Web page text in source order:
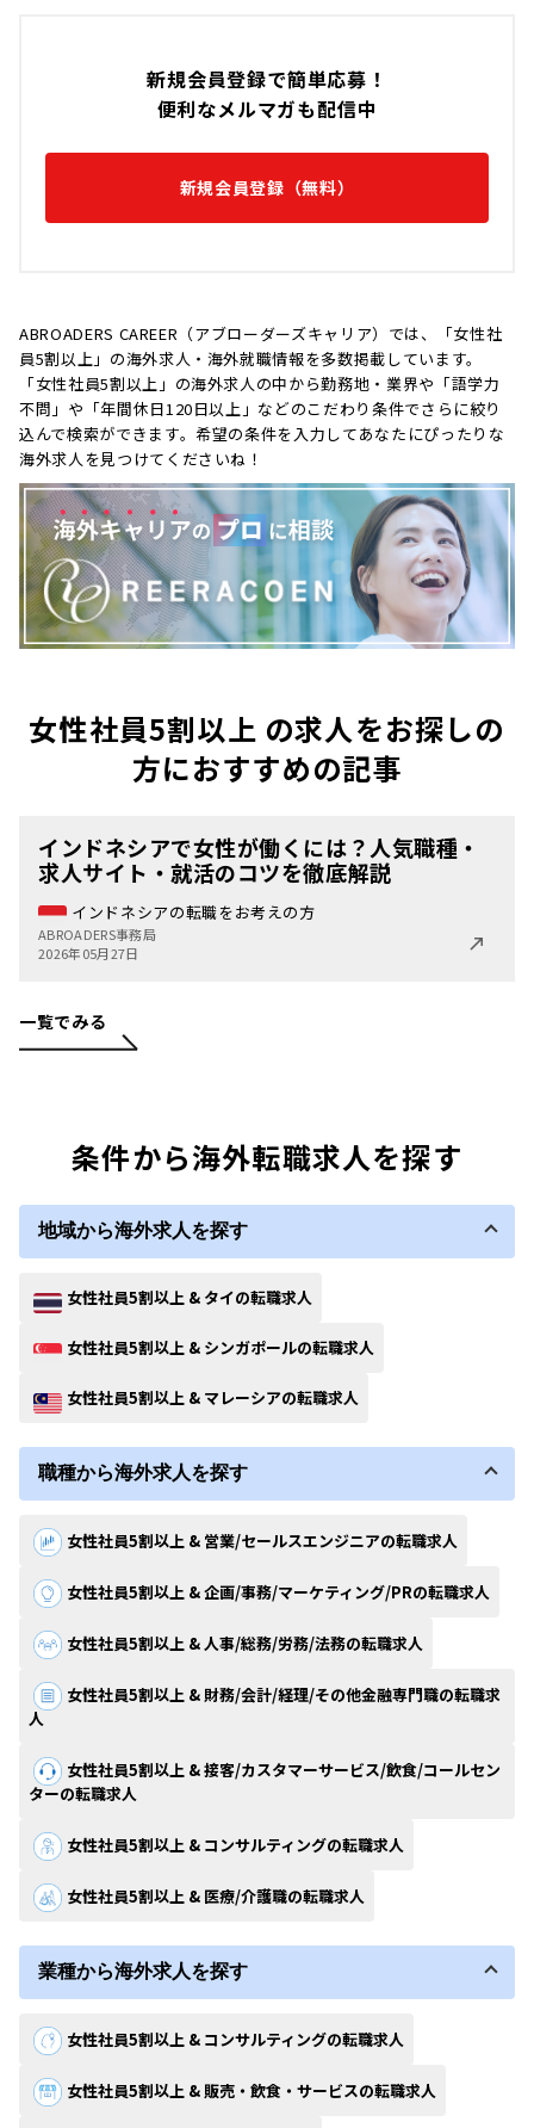
新規会員登録で簡単応募！
便利なメルマガも配信中
新規会員登録（無料）
ABROADERS CAREER（アブローダーズキャリア）では、「女性社
員5割以上」の海外求人・海外就職情報を多数掲載しています。
「女性社員5割以上」の海外求人の中から勤務地・業界や「語学力
不問」や「年間休日120日以上」などのこだわり条件でさらに絞り
込んで検索ができます。希望の条件を入力してあなたにぴったりな
海外求人を見つけてくださいね！
女性社員5割以上 の求人をお探しの
方におすすめの記事
インドネシアで女性が働くには？人気職種・
求人サイト・就活のコツを徹底解説
インドネシアの転職をお考えの方
ABROADERS事務局
2026年05月27日
一覧でみる
条件から海外転職求人を探す
地域から海外求人を探す
女性社員5割以上 & タイの転職求人
女性社員5割以上 & シンガポールの転職求人
女性社員5割以上 & マレーシアの転職求人
職種から海外求人を探す
女性社員5割以上 & 営業/セールスエンジニアの転職求人
女性社員5割以上 & 企画/事務/マーケティング/PRの転職求人
女性社員5割以上 & 人事/総務/労務/法務の転職求人
女性社員5割以上 & 財務/会計/経理/その他金融専門職の転職求
人
女性社員5割以上 & 接客/カスタマーサービス/飲食/コールセン
ターの転職求人
女性社員5割以上 & コンサルティングの転職求人
女性社員5割以上 & 医療/介護職の転職求人
業種から海外求人を探す
女性社員5割以上 & コンサルティングの転職求人
女性社員5割以上 & 販売・飲食・サービスの転職求人